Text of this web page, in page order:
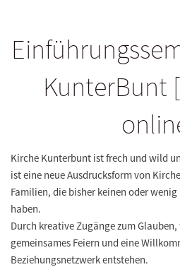
KunterBunt
Kirche Kunterbunt ist frech und wild
ist eine neue Ausdrucksform von
Familien, die bisher keinen oder
haben.
Durch kreative Zugänge zum
gemeinsames Feiern und eine
Beziehungsnetzwerk entstehen.